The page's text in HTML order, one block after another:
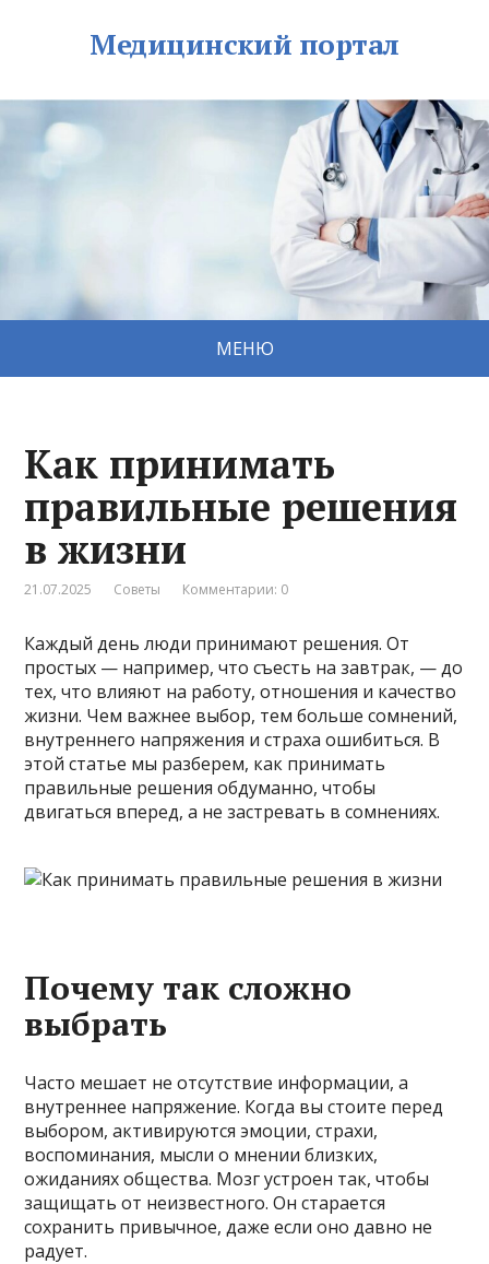
Медицинский портал
МЕНЮ
Как принимать
правильные решения
в жизни
21.07.2025 Советы Комментарии: 0
Каждый день люди принимают решения. От
простых — например, что съесть на завтрак, — до
тех, что влияют на работу, отношения и качество
жизни. Чем важнее выбор, тем больше сомнений,
внутреннего напряжения и страха ошибиться. В
этой статье мы разберем, как принимать
правильные решения обдуманно, чтобы
двигаться вперед, а не застревать в сомнениях.
Почему так сложно
выбрать
Часто мешает не отсутствие информации, а
внутреннее напряжение. Когда вы стоите перед
выбором, активируются эмоции, страхи,
воспоминания, мысли о мнении близких,
ожиданиях общества. Мозг устроен так, чтобы
защищать от неизвестного. Он старается
сохранить привычное, даже если оно давно не
радует.